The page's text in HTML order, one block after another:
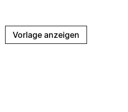
Vorlage anzeigen